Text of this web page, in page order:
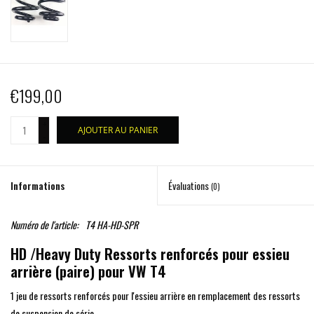
€199,00
AJOUTER AU PANIER
Informations Évaluations(0)
Numéro de l'article: T4 HA-HD-SPR
HD /Heavy Duty Ressorts renforcés pour essieu
arrière (paire) pour VW T4
1 jeu de ressorts renforcés pour l'essieu arrière en remplacement des ressorts